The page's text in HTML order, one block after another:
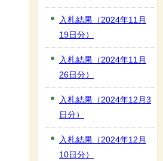
入札結果（2024年11月
19日分）
入札結果（2024年11月
26日分）
入札結果（2024年12月3
日分）
入札結果（2024年12月
10日分）